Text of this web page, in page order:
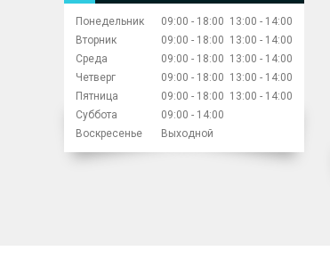
Понедельник 09:00 18:00 13:00
14:00
Вторник
09:00 18:00 13:00
14:00
Среда
09:00 18:00 13:00
14:00
Четверг
09:00 18:00 13:00
14:00
Пятница
09:00 18:00 13:00
14:00
Суббота
09:00
14:00
Воскресенье
Выходной